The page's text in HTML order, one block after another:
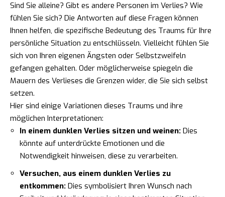
Sind Sie alleine? Gibt es andere Personen im Verlies? Wie
fühlen Sie sich? Die Antworten auf diese Fragen können
Ihnen helfen, die spezifische Bedeutung des Traums für Ihre
persönliche Situation zu entschlüsseln. Vielleicht fühlen Sie
sich von Ihren eigenen Ängsten oder Selbstzweifeln
gefangen gehalten. Oder möglicherweise spiegeln die
Mauern des Verlieses die Grenzen wider, die Sie sich selbst
setzen.
Hier sind einige Variationen dieses Traums und ihre
möglichen Interpretationen:
In einem dunklen Verlies sitzen und weinen: Dies
könnte auf unterdrückte Emotionen und die
Notwendigkeit hinweisen, diese zu verarbeiten.
Versuchen, aus einem dunklen Verlies zu
entkommen: Dies symbolisiert Ihren Wunsch nach